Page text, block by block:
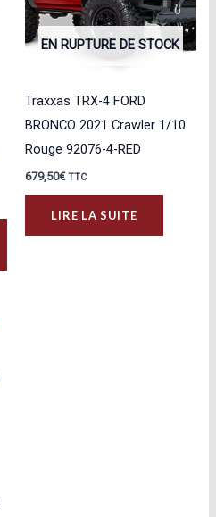
EN RUPTURE DE STOCK
Traxxas TRX-4 FORD
BRONCO 2021 Crawler 1/10
Rouge 92076-4-RED
679,50€ TTC
LIRE LA SUITE